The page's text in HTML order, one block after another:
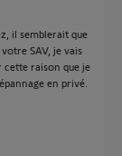
il semblerait que
SAV, je vais
raison que je
en privé.